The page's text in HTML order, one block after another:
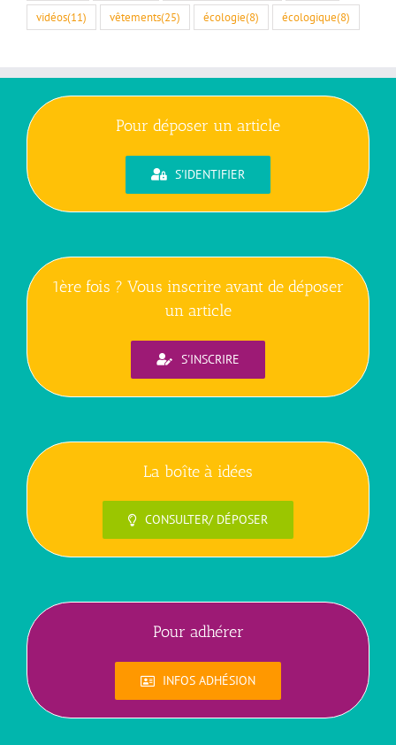
vidéos(11) vêtements(25) écologie(8) écologique(8)
Pour déposer un article
S'IDENTIFIER
1ère fois ? Vous inscrire avant de déposer
un article
S'INSCRIRE
La boîte à idées
CONSULTER/ DÉPOSER
Pour adhérer
INFOS ADHÉSION